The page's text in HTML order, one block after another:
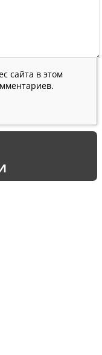
сайта в этом